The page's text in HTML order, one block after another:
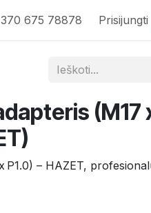
675 78878 Prisijungti
(M17
P1.0) – HAZET,